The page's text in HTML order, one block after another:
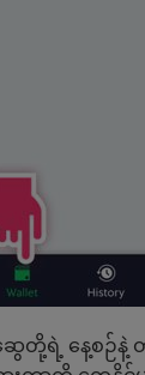
ေတို့ရဲ့ နေ့စဉ်နဲ့